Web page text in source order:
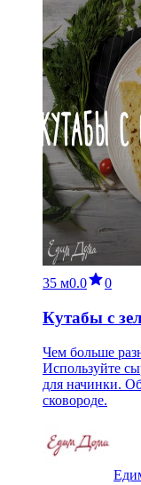
35 м0.0 0
Кутабы с
Чем больше
Используйте
для начинки.
сковороде.